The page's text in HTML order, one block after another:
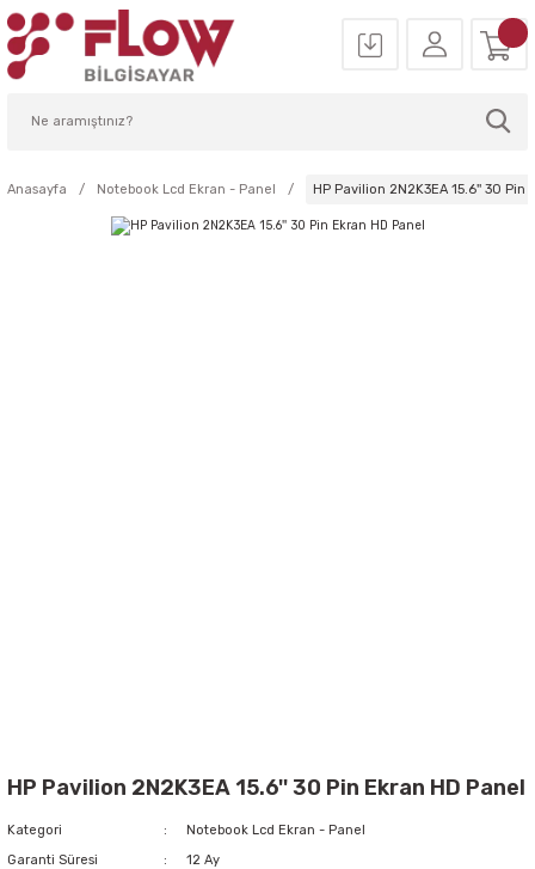
Anasayfa Notebook Lcd Ekran - Panel HP Pavilion 2N2K3EA 15.6'' 30 Pin
HP Pavilion 2N2K3EA 15.6'' 30 Pin Ekran HD Panel
Kategori
Notebook Lcd Ekran - Panel
Garanti Süresi
12 Ay